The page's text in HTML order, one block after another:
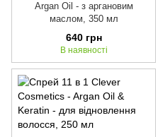
Argan Oil - з аргановим
маслом, 350 мл
640 грн
В наявності